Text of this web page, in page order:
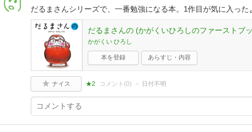
だるまさんシリーズで、一番勉強になる本。1作目が気に入った
だるまさんの (かがくいひろしのファーストブ
かがくい ひろし
本を登録 あらすじ・内容
ナイス ★2 コメント(0) 日付不明